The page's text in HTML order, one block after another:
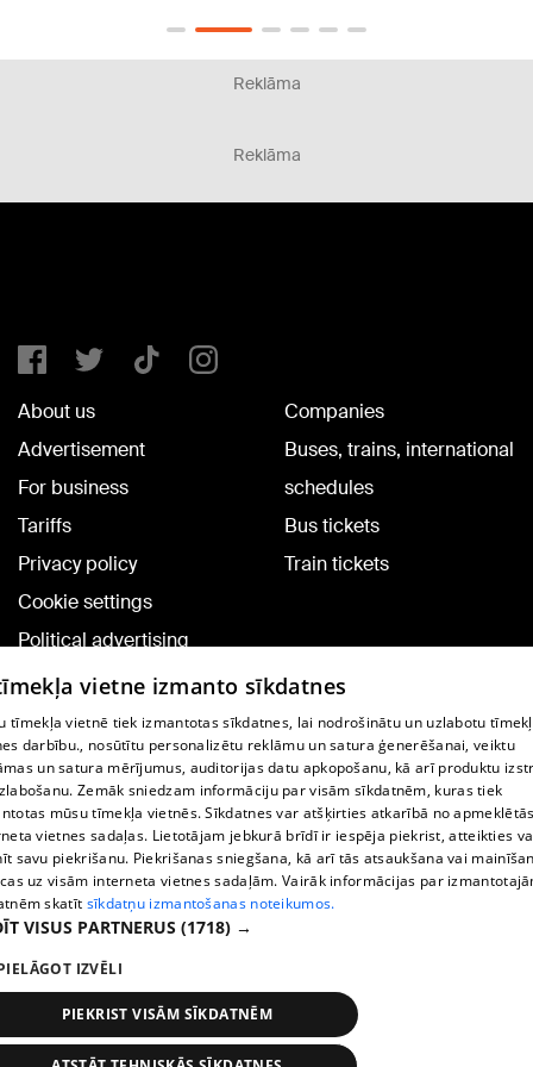
Reklāma
Reklāma
About us
Advertisement
For business
Tariffs
Privacy policy
Cookie settings
Political advertising
Cookie policy
Commenting terms
Companies
Buses, trains, international
schedules
Bus tickets
Train tickets
TV program
Contract rules
360 Ziņu kontakti
Helio Media
Vortal assistance service: e-mail -
All rights reserved.
vietne izmanto sīkdatnes
tīmekļa vietnē tiek izmantotas sīkdatnes, lai nodrošinātu un uzlabotu
darbību., nosūtītu personalizētu reklāmu un satura ģenerēšanai, veiktu
un satura mērījumus, auditorijas datu apkopošanu, kā arī produktu
Zemāk sniedzam informāciju par visām sīkdatnēm, kuras tiek
mūsu tīmekļa vietnēs. Sīkdatnes var atšķirties atkarībā no
vietnes sadaļas. Lietotājam jebkurā brīdī ir iespēja piekrist, atteikties
savu piekrišanu. Piekrišanas sniegšana, kā arī tās atsaukšana vai
uz visām interneta vietnes sadaļām. Vairāk informācijas par
skatīt sīkdatņu izmantošanas noteikumos.
VISUS PARTNERUS (1718) →
IZVĒLI
PIEKRIST VISĀM SĪKDATNĒM